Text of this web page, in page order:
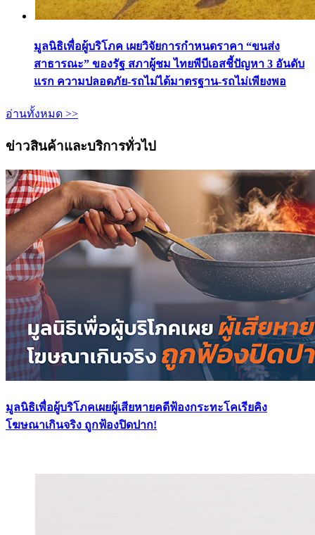
มูลนิธิเพื่อผู้บริโภค เผยวิจัยการกำหนดราคา “ขนส่ง
สาธารณะ” ของรัฐ สภาผู้ชม ไทยพีบีเอสชี้ปัญหา 3 อันดับ
แรก ความปลอดภัย-รถไม่ได้มาตรฐาน-รถไม่เพียงพอ
อ่านทั้งหมด >>
ข่าวสินค้าและบริการทั่วไป
มูลนิธิเพื่อผู้บริโภคเผยผู้เสียหายคดีฟ้องกระทะโคเรียคิง
โฆษณาเกินจริง ถูกฟ้องปิดปาก!